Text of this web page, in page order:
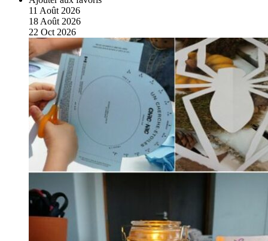
11 Août 2026
18 Août 2026
22 Oct 2026